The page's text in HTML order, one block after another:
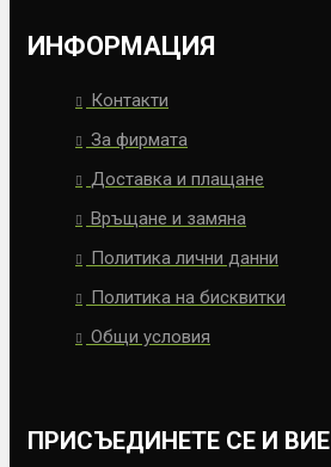
ИНФОРМАЦИЯ
Контакти
За фирмата
Доставка и плащане
Връщане и замяна
Политика лични данни
Политика на бисквитки
Общи условия
ПРИСЪЕДИНЕТЕ СЕ И ВИЕ